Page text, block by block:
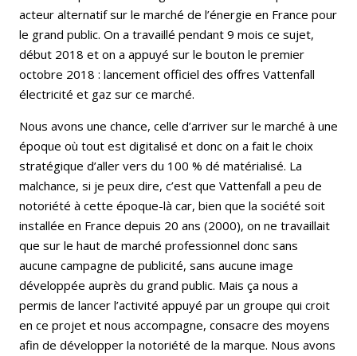
acteur alternatif sur le marché de l’énergie en France pour
le grand public. On a travaillé pendant 9 mois ce sujet,
début 2018 et on a appuyé sur le bouton le premier
octobre 2018 : lancement officiel des offres Vattenfall
électricité et gaz sur ce marché.
Nous avons une chance, celle d’arriver sur le marché à une
époque où tout est digitalisé et donc on a fait le choix
stratégique d’aller vers du 100 % dé matérialisé. La
malchance, si je peux dire, c’est que Vattenfall a peu de
notoriété à cette époque-là car, bien que la société soit
installée en France depuis 20 ans (2000), on ne travaillait
que sur le haut de marché professionnel donc sans
aucune campagne de publicité, sans aucune image
développée auprès du grand public. Mais ça nous a
permis de lancer l’activité appuyé par un groupe qui croit
en ce projet et nous accompagne, consacre des moyens
afin de développer la notoriété de la marque. Nous avons